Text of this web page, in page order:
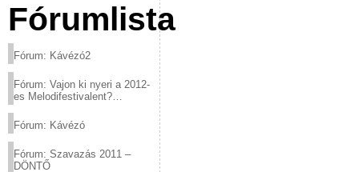
Fórumlista
Fórum: Kávézó2
Fórum: Vajon ki nyeri a 2012-
es Melodifestivalent?
Fórum: Kávézó
Fórum: Szavazás 2011 –
DÖNTŐ